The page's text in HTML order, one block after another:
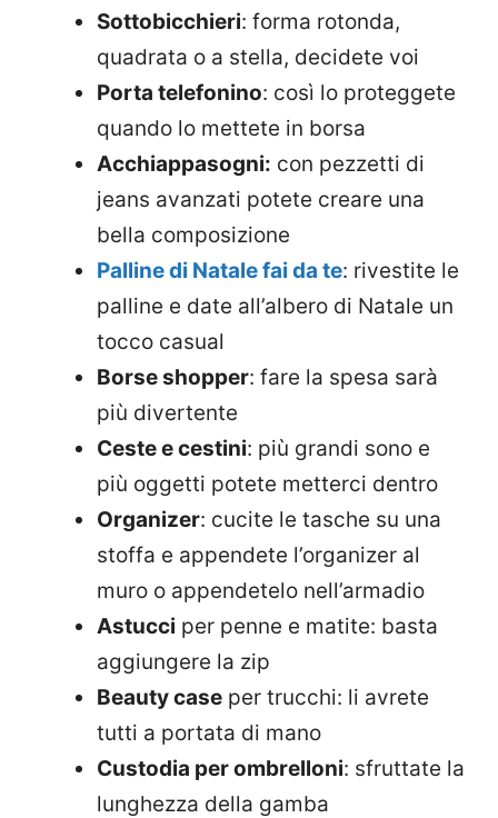
Sottobicchieri: forma rotonda,
quadrata o a stella, decidete voi
Porta telefonino: così lo proteggete
quando lo mettete in borsa
Acchiappasogni: con pezzetti di
jeans avanzati potete creare una
bella composizione
Palline di Natale fai da te: rivestite le
palline e date all’albero di Natale un
tocco casual
Borse shopper: fare la spesa sarà
più divertente
Ceste e cestini: più grandi sono e
più oggetti potete metterci dentro
Organizer: cucite le tasche su una
stoffa e appendete l’organizer al
muro o appendetelo nell’armadio
Astucci per penne e matite: basta
aggiungere la zip
Beauty case per trucchi: li avrete
tutti a portata di mano
Custodia per ombrelloni: sfruttate la
lunghezza della gamba